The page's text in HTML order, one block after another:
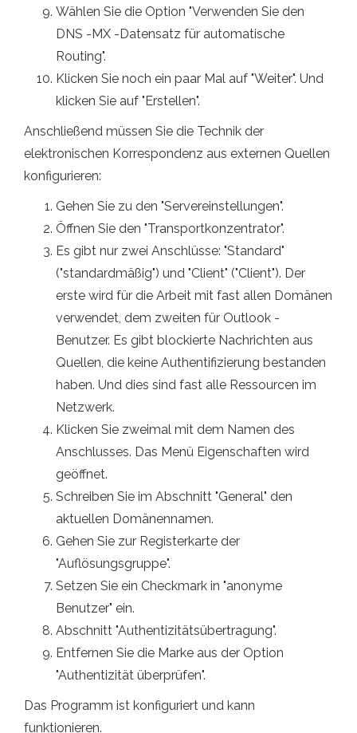
Wählen Sie die Option "Verwenden Sie den
DNS -MX -Datensatz für automatische
Routing".
Klicken Sie noch ein paar Mal auf "Weiter". Und
klicken Sie auf "Erstellen".
Anschließend müssen Sie die Technik der
elektronischen Korrespondenz aus externen Quellen
konfigurieren:
Gehen Sie zu den "Servereinstellungen".
Öffnen Sie den "Transportkonzentrator".
Es gibt nur zwei Anschlüsse: "Standard"
("standardmäßig") und "Client" ("Client"). Der
erste wird für die Arbeit mit fast allen Domänen
verwendet, dem zweiten für Outlook -
Benutzer. Es gibt blockierte Nachrichten aus
Quellen, die keine Authentifizierung bestanden
haben. Und dies sind fast alle Ressourcen im
Netzwerk.
Klicken Sie zweimal mit dem Namen des
Anschlusses. Das Menü Eigenschaften wird
geöffnet.
Schreiben Sie im Abschnitt "General" den
aktuellen Domänennamen.
Gehen Sie zur Registerkarte der
"Auflösungsgruppe".
Setzen Sie ein Checkmark in "anonyme
Benutzer" ein.
Abschnitt "Authentizitätsübertragung".
Entfernen Sie die Marke aus der Option
"Authentizität überprüfen".
Das Programm ist konfiguriert und kann
funktionieren.